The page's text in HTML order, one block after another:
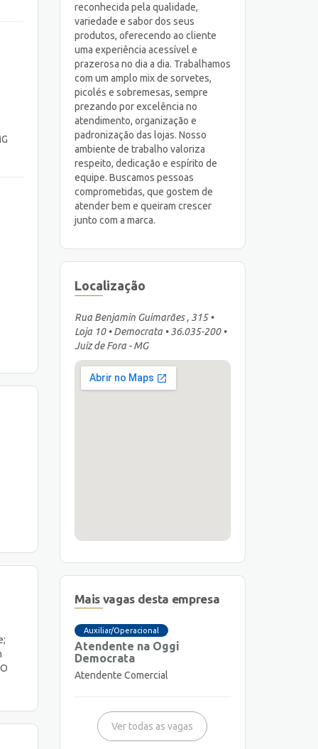
reconhecida pela qualidade,
variedade e sabor dos seus
produtos, oferecendo ao cliente
uma experiência acessível e
prazerosa no dia a dia. Trabalhamos
com um amplo mix de sorvetes,
picolés e sobremesas, sempre
prezando por excelência no
atendimento, organização e
padronização das lojas. Nosso
ambiente de trabalho valoriza
respeito, dedicação e espírito de
equipe. Buscamos pessoas
comprometidas, que gostem de
atender bem e queiram crescer
junto com a marca.
Localização
Rua Benjamin Guimarães , 315 •
Loja 10 • Democrata • 36.035-200 •
Juiz de Fora - MG
Mais vagas desta empresa
Auxiliar/Operacional
Atendente na Oggi
Democrata
Atendente Comercial
Ver todas as vagas